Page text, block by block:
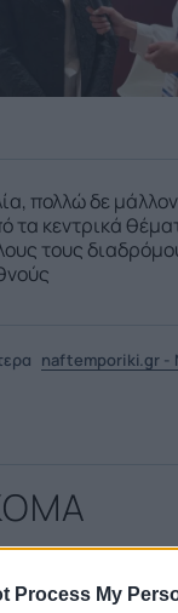
Process My
πολλώ δε
τα κεντρικά
τους
naftemporiki.gr -
06 ΑΥΓ 2026
ναυλαγορά την